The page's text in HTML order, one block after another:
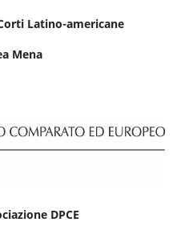
Latino-americane
Mena
DPCE